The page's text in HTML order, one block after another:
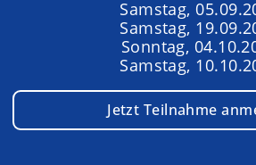
Samstag,
Samstag,
Sonntag,
Samstag,
Jetzt Teilnahme